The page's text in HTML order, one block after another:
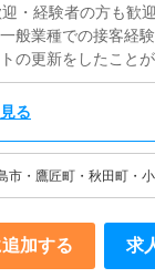
ため、店内の清掃
・経験者の方も歓
般業種での接客経
の更新をしたことが
る
市・鷹匠町・秋田町・
加する 求